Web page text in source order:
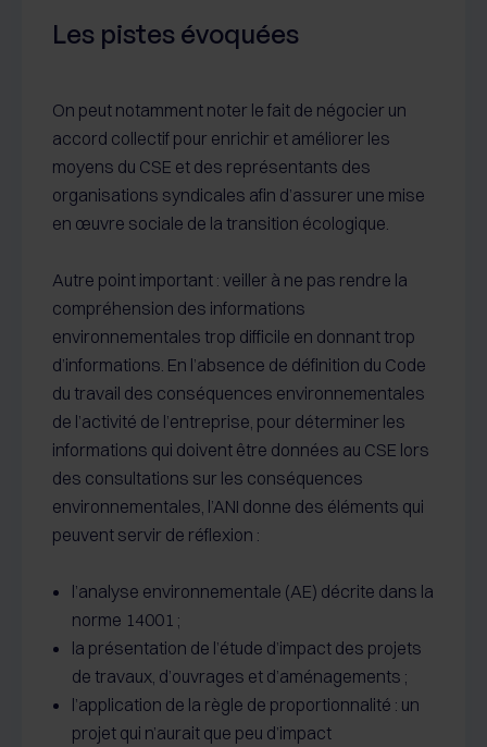
Les pistes évoquées
On peut notamment noter le fait de négocier un
accord collectif pour enrichir et améliorer les
moyens du CSE et des représentants des
organisations syndicales afin d’assurer une mise
en œuvre sociale de la transition écologique.
Autre point important : veiller à ne pas rendre la
compréhension des informations
environnementales trop difficile en donnant trop
d’informations. En l’absence de définition du Code
du travail des conséquences environnementales
de l’activité de l’entreprise, pour déterminer les
informations qui doivent être données au CSE lors
des consultations sur les conséquences
environnementales, l’ANI donne des éléments qui
peuvent servir de réflexion :
l’analyse environnementale (AE) décrite dans la
norme 14001 ;
la présentation de l’étude d’impact des projets
de travaux, d’ouvrages et d’aménagements ;
l’application de la règle de proportionnalité : un
projet qui n’aurait que peu d’impact